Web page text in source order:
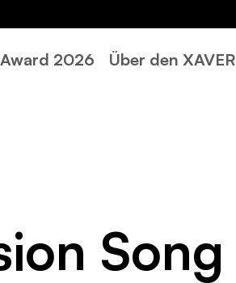
2026 Über den XAVER
Song